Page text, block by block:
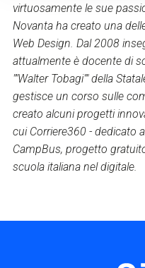
virtuosamente le sue
Novanta ha creato una
Web Design. Dal 2008
attualmente è docente di
""Walter Tobagi"" della
gestisce un corso sulle
creato alcuni progetti
cui Corriere360 - dedicato
CampBus, progetto
scuola italiana nel digitale.